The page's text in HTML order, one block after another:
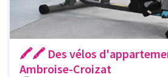
🖍🖍 Des vélos
Ambroise-Croizat